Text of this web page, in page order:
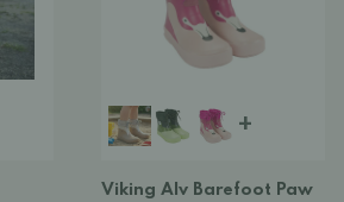
+
Viking Alv Barefoot Paw